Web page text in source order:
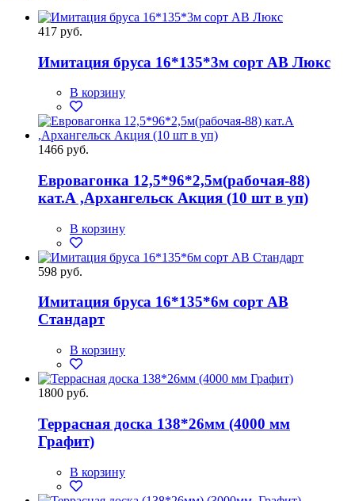
417 руб.
Имитация бруса 16*135*3м сорт АВ Люкс
В корзину
1466 руб.
Евровагонка 12,5*96*2,5м(рабочая-88)
кат.А ,Архангельск Акция (10 шт в уп)
В корзину
598 руб.
Имитация бруса 16*135*6м сорт АВ
Стандарт
В корзину
1800 руб.
Террасная доска 138*26мм (4000 мм
Графит)
В корзину